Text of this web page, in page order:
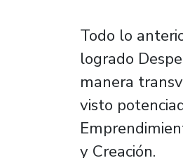
Todo lo
logrado
manera
visto
y Creación.